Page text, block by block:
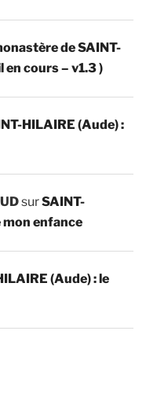
de SAINT-
en cours – v1.3 )
HILAIRE (Aude) :
surSAINT-
mon enfance
(Aude) : le